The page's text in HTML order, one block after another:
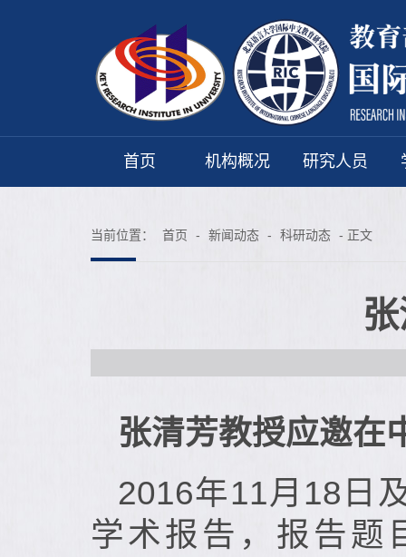
首页 机构概况 研究人员
当前位置： 首页 - 新闻动态 - 科研动态 - 正文
张清芳教授应邀在
2016年11月18日
学术报告，报告题